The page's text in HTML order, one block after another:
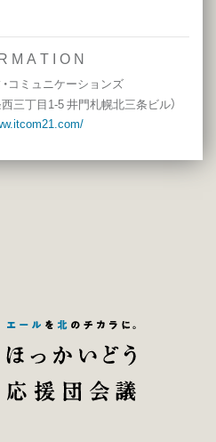
M A T I O N
コミュニケーションズ
三丁目1-5 井門札幌北三条ビル）